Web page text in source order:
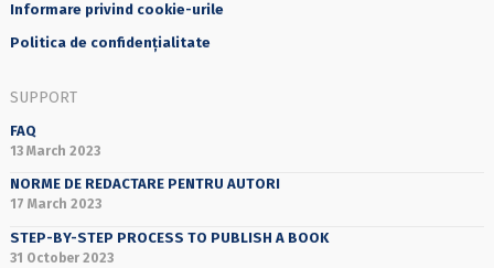
Informare privind cookie-urile
Politica de confidențialitate
SUPPORT
FAQ
13 March 2023
NORME DE REDACTARE PENTRU AUTORI
17 March 2023
STEP-BY-STEP PROCESS TO PUBLISH A BOOK
31 October 2023